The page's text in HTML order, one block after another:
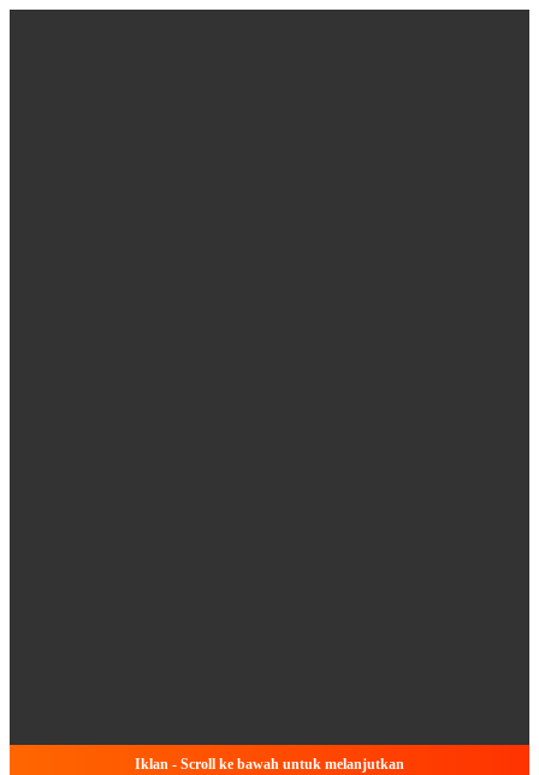
Iklan - Scroll ke bawah untuk melanjutkan